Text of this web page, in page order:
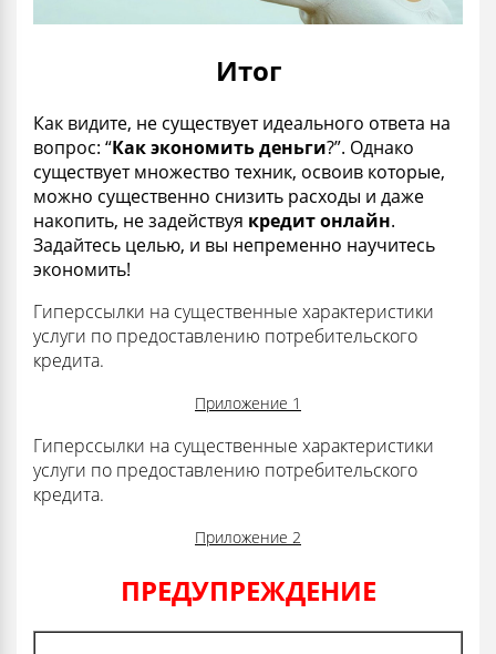
Итог
Как видите, не существует идеального ответа на
вопрос: “Как экономить деньги?”. Однако
существует множество техник, освоив которые,
можно существенно снизить расходы и даже
накопить, не задействуя кредит онлайн.
Задайтесь целью, и вы непременно научитесь
экономить!
Гиперссылки на существенные характеристики
услуги по предоставлению потребительского
кредита.
Приложение 1
Гиперссылки на существенные характеристики
услуги по предоставлению потребительского
кредита.
Приложение 2
ПРЕДУПРЕЖДЕНИЕ